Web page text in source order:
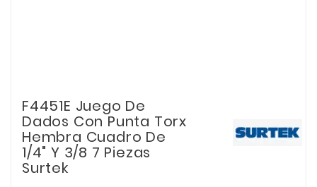
F4451E Juego De
Dados Con Punta Torx
Hembra Cuadro De
1/4" Y 3/8 7 Piezas
Surtek